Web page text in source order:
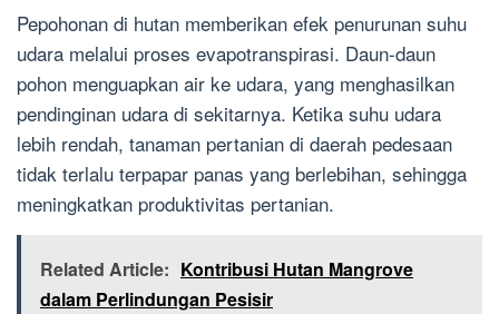
Pepohonan di hutan memberikan efek penurunan suhu
udara melalui proses evapotranspirasi. Daun-daun
pohon menguapkan air ke udara, yang menghasilkan
pendinginan udara di sekitarnya. Ketika suhu udara
lebih rendah, tanaman pertanian di daerah pedesaan
tidak terlalu terpapar panas yang berlebihan, sehingga
meningkatkan produktivitas pertanian.
Related Article: Kontribusi Hutan Mangrove
dalam Perlindungan Pesisir